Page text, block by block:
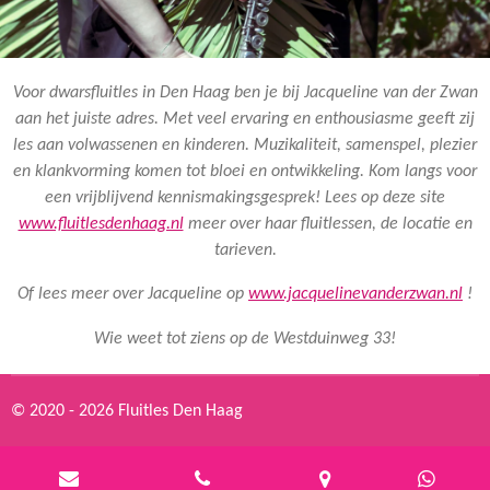
Voor dwarsfluitles in Den Haag ben je bij Jacqueline van der Zwan
aan het juiste adres. Met veel ervaring en enthousiasme geeft zij
les aan volwassenen en kinderen. Muzikaliteit, samenspel, plezier
en klankvorming komen tot bloei en ontwikkeling. Kom langs voor
een vrijblijvend kennismakingsgesprek! Lees op deze site
www.fluitlesdenhaag.nlmeer over haar fluitlessen, de locatie en
tarieven.
Of lees meer over Jacqueline op www.jacquelinevanderzwan.nl !
Wie weet tot ziens op de Westduinweg 33!
© 2020 - 2026 Fluitles Den Haag